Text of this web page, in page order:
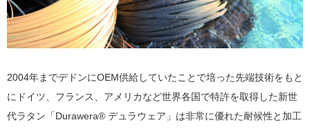
2004年までデドンにOEM供給していたことで培った先端技術をもと
にドイツ、フランス、アメリカなど世界各国で特許を取得した新世
代ラタン「Durawera® デュラウェア」は非常に優れた耐候性と加工